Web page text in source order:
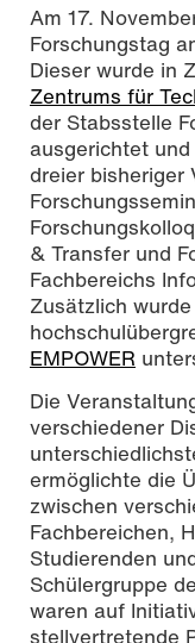
Teilnehmende des
der Hochschule
stellte eine Poster
Mitmachangebot in
Foto: Britta Käufer,
Am 17.
Forschungstag
Dieser wurde in
Zentrums für
der Stabsstelle
ausgerichtet
dreier bisheriger
& Transfer und
Fachbereichs
Zusätzlich
EMPOWER
Die
verschiedener
ermöglichte die
zwischen
Fachbereichen,
Studierenden
Schülergruppe
waren auf
stellvertretende